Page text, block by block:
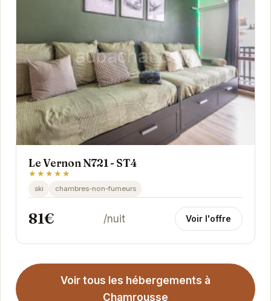
Le Vernon N721 - ST4
★★★★★
ski chambres-non-fumeurs
81€ /nuit Voir l'offre
Voir tous les hébergements à
Chamrousse